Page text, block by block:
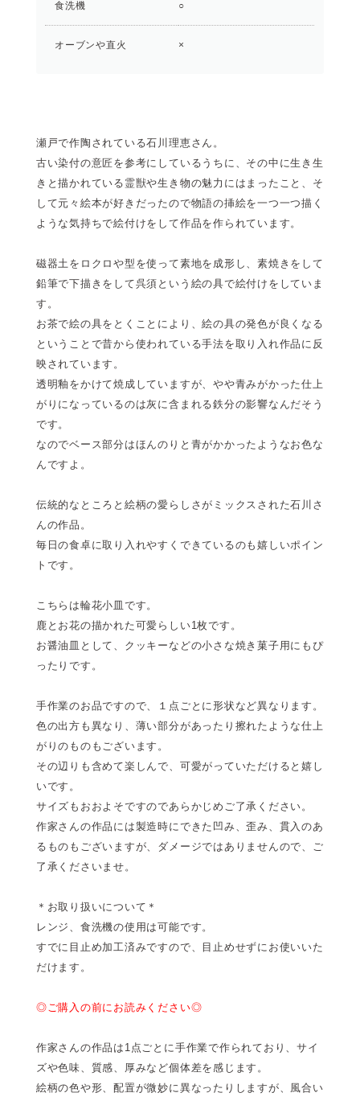
食洗機 ○
オーブンや直火 ×
瀬戸で作陶されている石川理恵さん。
古い染付の意匠を参考にしているうちに、その中に生き生
きと描かれている霊獣や生き物の魅力にはまったこと、そ
して元々絵本が好きだったので物語の挿絵を一つ一つ描く
ような気持ちで絵付けをして作品を作られています。
磁器土をロクロや型を使って素地を成形し、素焼きをして
鉛筆で下描きをして呉須という絵の具で絵付けをしていま
す。
お茶で絵の具をとくことにより、絵の具の発色が良くなる
ということで昔から使われている手法を取り入れ作品に反
映されています。
透明釉をかけて焼成していますが、やや青みがかった仕上
がりになっているのは灰に含まれる鉄分の影響なんだそう
です。
なのでベース部分はほんのりと青がかかったようなお色な
んですよ。
伝統的なところと絵柄の愛らしさがミックスされた石川さ
んの作品。
毎日の食卓に取り入れやすくできているのも嬉しいポイン
トです。
こちらは輪花小皿です。
鹿とお花の描かれた可愛らしい1枚です。
お醤油皿として、クッキーなどの小さな焼き菓子用にもぴ
ったりです。
手作業のお品ですので、１点ごとに形状など異なります。
色の出方も異なり、薄い部分があったり擦れたような仕上
がりのものもございます。
その辺りも含めて楽しんで、可愛がっていただけると嬉し
いです。
サイズもおおよそですのであらかじめご了承ください。
作家さんの作品には製造時にできた凹み、歪み、貫入のあ
るものもございますが、ダメージではありませんので、ご
了承くださいませ。
＊お取り扱いについて＊
レンジ、食洗機の使用は可能です。
すでに目止め加工済みですので、目止めせずにお使いいた
だけます。
◎ご購入の前にお読みください◎
作家さんの作品は1点ごとに手作業で作られており、サイ
ズや色味、質感、厚みなど個体差を感じます。
絵柄の色や形、配置が微妙に異なったりしますが、風合い